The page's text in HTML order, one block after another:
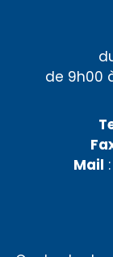
de 9h00
Mail